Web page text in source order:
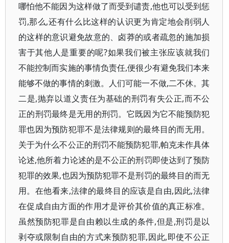
哪怕他不能因为这样做了而受到谴责,他也可以受到惩
罚,那么,还有什么比这样的认识更为肯定地会削弱人
的这样的意识避免故意的、卤莽的或者疏忽的施加损
害于其他人是重要的呢?如果我们被主张应该就我们
不能控制而实施的事情负责任,便很少有避免我们本来
能够不做的事情的刺激。人们可能一不做,二不休。其
二是,抛弃以道义责任为基础的刑罚有失公正,而不公
正的刑罚最终是无用的刑罚。它既因为它不能预防犯
罪也因为预防犯罪不是法律规则的最终目的而无用。
关于为什么不公正的刑罚不能预防犯罪,帕克未作具体
论述,他所着力论述的是不公正的刑罚即使达到了预防
犯罪的效果,也因为预防犯罪不是刑罚的最终目的而无
用。在他看来,法律的最终目的应该是自由,因此,法律
在促成自由方面的作用才是评价其价值的真正标准。
虽然预防犯罪是自由赖以生成的条件,但是,刑罚是以
剥夺或限制自由的方式来预防犯罪,因此,即使不公正